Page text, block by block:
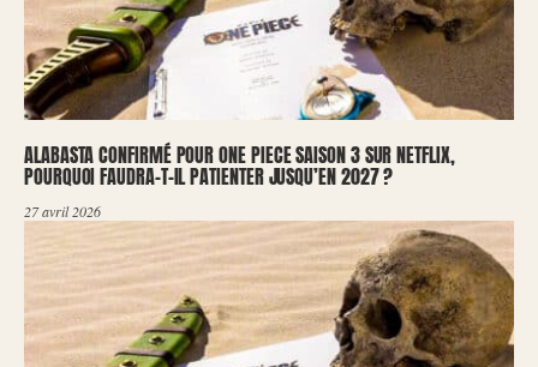
ALABASTA CONFIRMÉ POUR ONE PIECE SAISON 3 SUR NETFLIX,
POURQUOI FAUDRA-T-IL PATIENTER JUSQU’EN 2027 ?
27 avril 2026